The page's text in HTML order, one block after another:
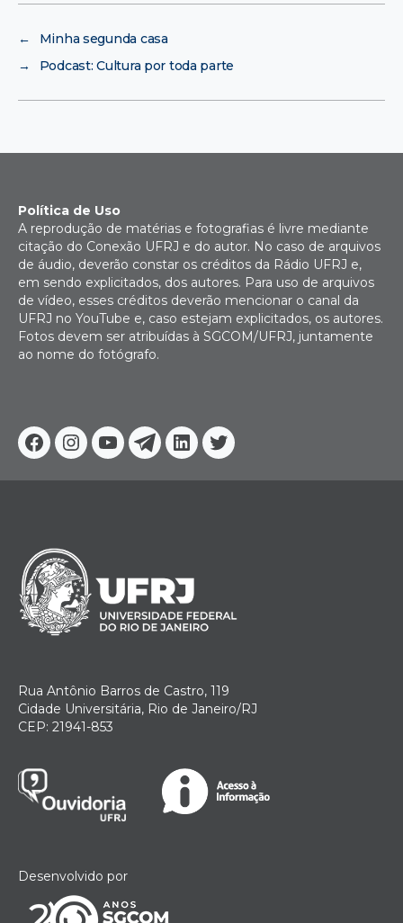
←
Minha segunda casa
→
Podcast: Cultura por toda parte
Facebook
Instagram
YoutubeTelegram
Linkedin
Twitter
Política de Uso
A reprodução de matérias e fotografias é livre mediante
citação do Conexão UFRJ e do autor. No caso de arquivos
de áudio, deverão constar os créditos da Rádio UFRJ e,
em sendo explicitados, dos autores. Para uso de arquivos
de vídeo, esses créditos deverão mencionar o canal da
UFRJ no YouTube e, caso estejam explicitados, os autores.
Fotos devem ser atribuídas à SGCOM/UFRJ, juntamente
ao nome do fotógrafo.
Rua Antônio Barros de Castro, 119
Cidade Universitária, Rio de Janeiro/RJ
CEP: 21941-853
Desenvolvido por